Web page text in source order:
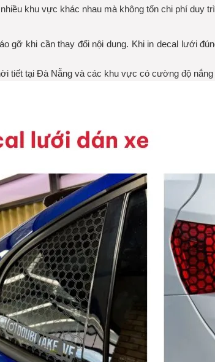
khu vực khác nhau mà không tốn chi phí duy
khi cần thay đổi nội dung. Khi in decal lưới
tiết tại Đà Nẵng và các khu vực có cường độ nắng